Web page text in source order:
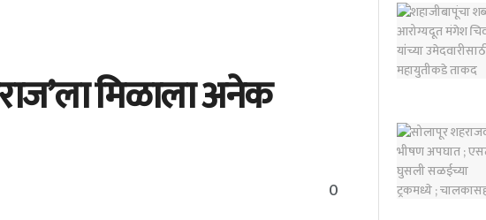
मिळाला अनेक
0